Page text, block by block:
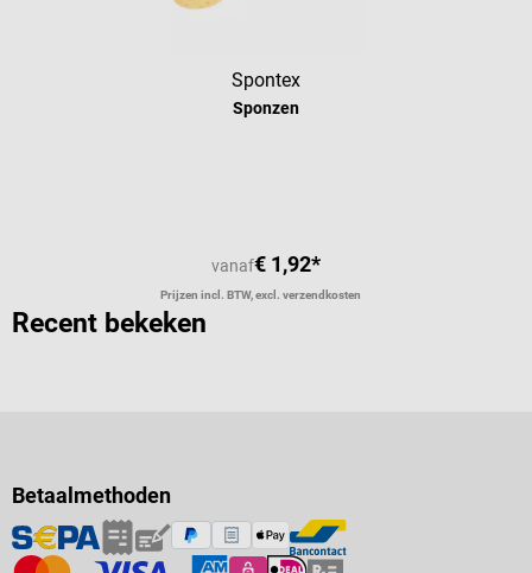
Spontex
Sponzen
vanaf€ 1,92*
Prijzen incl. BTW, excl. verzendkosten
Recent bekeken
Betaalmethoden